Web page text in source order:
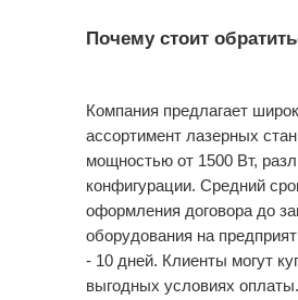
Почему стоит
Компания предлагает
ассортимент лазерных
мощностью от 1500 Вт,
конфигурации. Средний
оформления договора до
оборудования на
- 10 дней. Клиенты могут
выгодных условиях
Я даю согласие на получение